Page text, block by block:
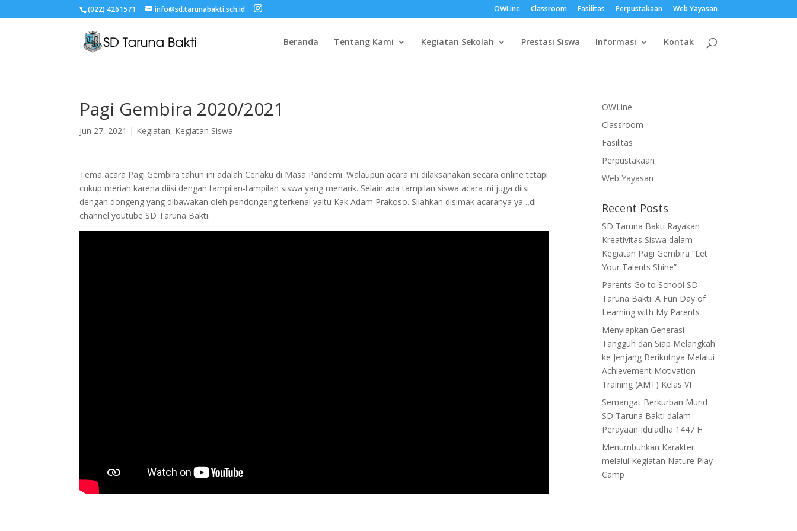
(022) 4261571 info@sd.tarunabakti.sch.id OWLine Classroom Fasilitas Perpustakaan Web Yayasan
Beranda Tentang Kami Kegiatan Sekolah Prestasi Siswa Informasi Kontak
Pagi Gembira 2020/2021
Jun 27, 2021 | Kegiatan, Kegiatan Siswa
Tema acara Pagi Gembira tahun ini adalah Ceriaku di Masa Pandemi. Walaupun acara ini dilaksanakan secara online tetapi
cukup meriah karena diisi dengan tampilan-tampilan siswa yang menarik. Selain ada tampilan siswa acara ini juga diisi
dengan dongeng yang dibawakan oleh pendongeng terkenal yaitu Kak Adam Prakoso. Silahkan disimak acaranya ya…di
channel youtube SD Taruna Bakti.
OWLine
Classroom
Fasilitas
Perpustakaan
Web Yayasan
Recent Posts
SD Taruna Bakti Rayakan
Kreativitas Siswa dalam
Kegiatan Pagi Gembira “Let
Your Talents Shine”
Parents Go to School SD
Taruna Bakti: A Fun Day of
Learning with My Parents
Menyiapkan Generasi
Tangguh dan Siap Melangkah
ke Jenjang Berikutnya Melalui
Achievement Motivation
Training (AMT) Kelas VI
Semangat Berkurban Murid
SD Taruna Bakti dalam
Perayaan Iduladha 1447 H
Menumbuhkan Karakter
melalui Kegiatan Nature Play
Camp